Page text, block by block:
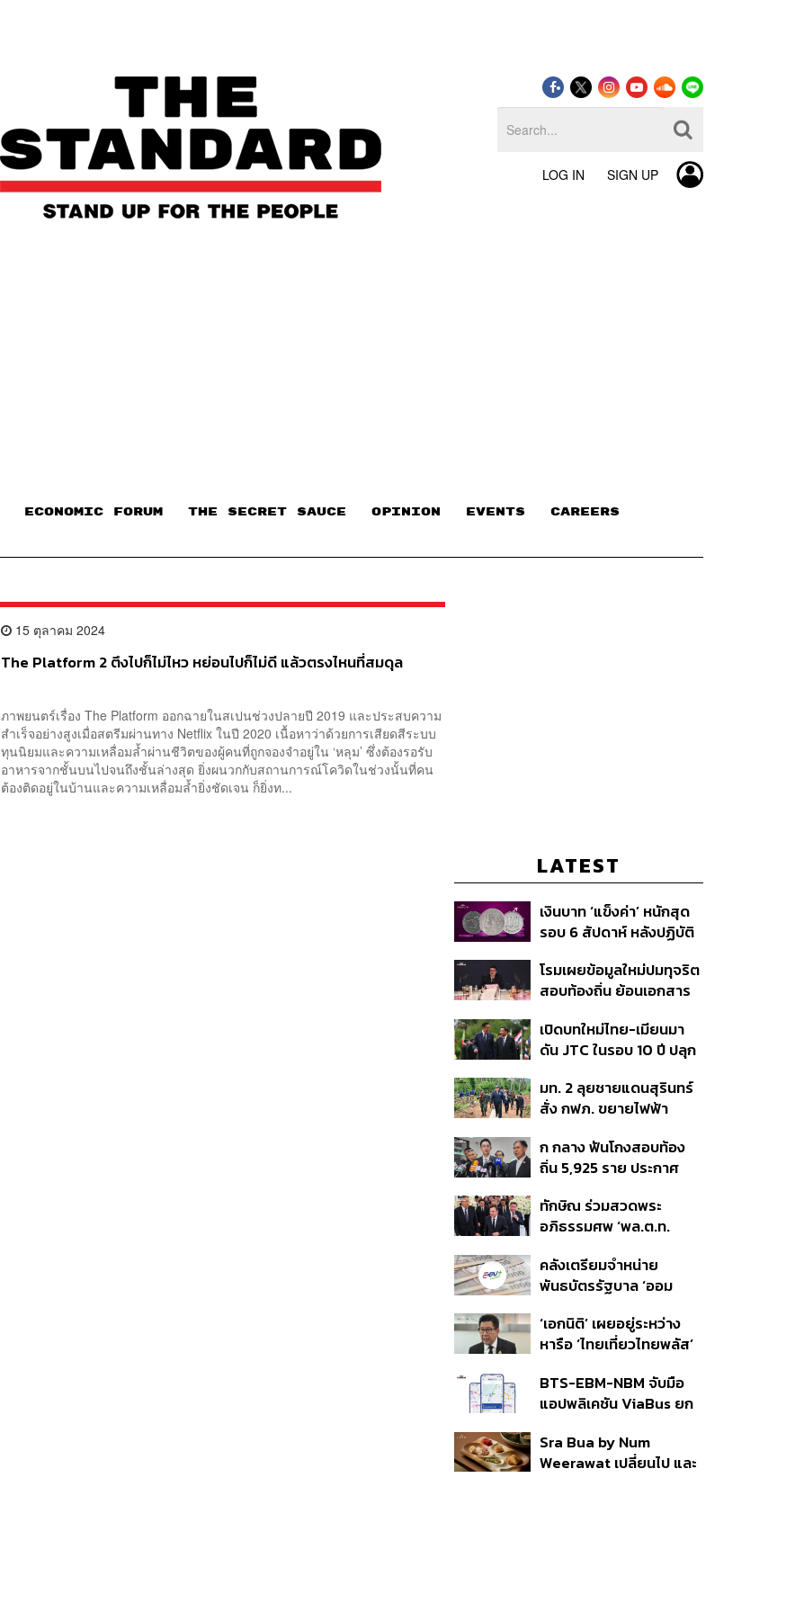
LOG IN SIGN UP
ECONOMIC FORUM THE SECRET SAUCE​ OPINION EVENTS CAREERS
15 ตุลาคม 2024
The Platform 2 ตึงไปก็ไม่ไหว หย่อนไปก็ไม่ดี แล้วตรงไหนที่สมดุล
ภาพยนตร์เรื่อง The Platform ออกฉายในสเปนช่วงปลายปี 2019 และประสบความ
สำเร็จอย่างสูงเมื่อสตรีมผ่านทาง Netflix ในปี 2020 เนื้อหาว่าด้วยการเสียดสีระบบ
ทุนนิยมและความเหลื่อมล้ำผ่านชีวิตของผู้คนที่ถูกจองจำอยู่ใน ‘หลุม’ ซึ่งต้องรอรับ
อาหารจากชั้นบนไปจนถึงชั้นล่างสุด ยิ่งผนวกกับสถานการณ์โควิดในช่วงนั้นที่คน
ต้องติดอยู่ในบ้านและความเหลื่อมล้ำยิ่งชัดเจน ก็ยิ่งท...
LATEST
เงินบาท ‘แข็งค่า’ หนักสุด
รอบ 6 สัปดาห์ หลังปฏิบัติ
สหรัฐฯ-ญี่ปุ่น Standard
Chartered เปิดเป้าสิ้นปีนี้
ต่อดอลลาร์
โรมเผยข้อมูลใหม่ปมทุจริต
สอบท้องถิ่น ย้อนเอกสาร
อนุทิน จ่อสอบต่อเอี่ยว
ตัดตอน ม.บูรพา หรือไม่
เปิดบทใหม่ไทย-เมียนมา
ดัน JTC ในรอบ 10 ปี ปลุก
ชายแดน ท่าเรือน้ำลึก
ทวาย
มท. 2 ลุยชายแดนสุรินทร์
สั่ง กฟภ. ขยายไฟฟ้า
350’ เสริมความมั่นคง
ชายแดน
ก กลาง ฟันโกงสอบท้อง
ถิ่น 5,925 ราย ประกาศ
ราย รอ ป.ป.ช. ขีดเส้นแล้ว
เสร็จ 31 ส.ค.
ทักษิณ ร่วมสวดพระ
อภิธรรมศพ ‘พล.ต.ท.
สิน’ สิริอายุ 103 ปี แกนนำ
เพื่อไทย-บุคคลหลาก
คลังเตรียมจำหน่าย
พันธบัตรรัฐบาล ‘ออม
ก.ย.นี้ อาจเพิ่มสัดส่วนการ
ขายแบบ Small Lot First
‘เอกนิติ’ เผยอยู่ระหว่าง
หารือ ‘ไทยเที่ยวไทยพลัส’
แสนล้าน มั่นใจงบต่อ ‘ไทย
ช่วยไทย พลัส’ เฟส 2 มี
BTS-EBM-NBM จับมือ
แอปพลิเคชัน ViaBus ยก
รถไฟฟ้า 3 สายแบบเรียล
ไทม์
Sra Bua by Num
Weerawat เปลี่ยนไป และ